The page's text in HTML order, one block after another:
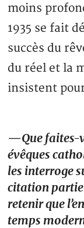
moins
1935 se fait
succès du
du réel et la
insistent
—Que faites-
évêques
les interroge
citation
retenir que
temps